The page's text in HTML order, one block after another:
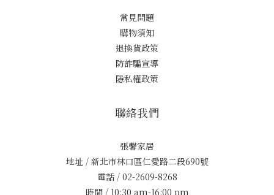
常見問題
購物須知
退換貨政策
防詐騙宣導
隱私權政策
聯絡我們
張馨家居
地址 / 新北市林口區仁愛路二段690號
電話 / 02-2609-8268
時間 / 10:30 am-16:00 pm